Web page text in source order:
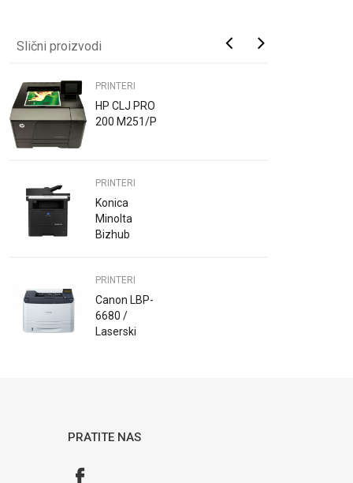
Slični proizvodi
PRINTERI
HP CLJ PRO
200 M251/P
PRINTERI
Konica
Minolta
Bizhub
PRINTERI
Canon LBP-
6680 /
Laserski
PRATITE NAS